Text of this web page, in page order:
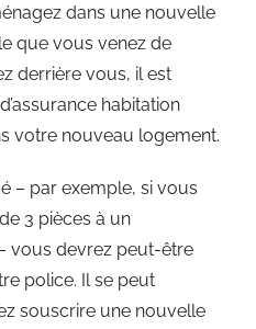
dans une nouvelle
que vous venez de
derrière vous, il est
habitation
votre nouveau logement.
– par exemple, si vous
3 pièces à un
vous devrez peut-être
police. Il se peut
souscrire une nouvelle